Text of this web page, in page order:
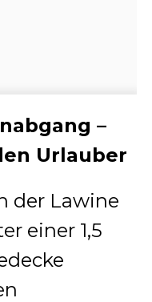
–
Urlauber
der Lawine
einer 1,5